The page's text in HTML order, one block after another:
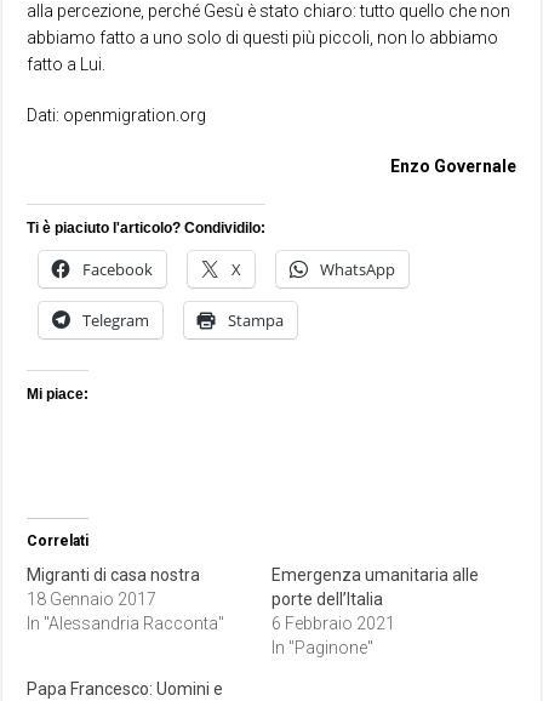
alla percezione, perché Gesù è stato chiaro: tutto quello che non
abbiamo fatto a uno solo di questi più piccoli, non lo abbiamo
fatto a Lui.
Dati: openmigration.org
Enzo Governale
Ti è piaciuto l'articolo? Condividilo:
Facebook X WhatsApp
Telegram Stampa
Mi piace:
Correlati
Migranti di casa nostra
18 Gennaio 2017
In "Alessandria Racconta"
Emergenza umanitaria alle
porte dell’Italia
6 Febbraio 2021
In "Paginone"
Papa Francesco: Uomini e